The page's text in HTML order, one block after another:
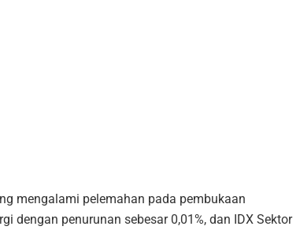
mengalami pelemahan pada pembukaan
dengan penurunan sebesar 0,01%, dan IDX Sektor